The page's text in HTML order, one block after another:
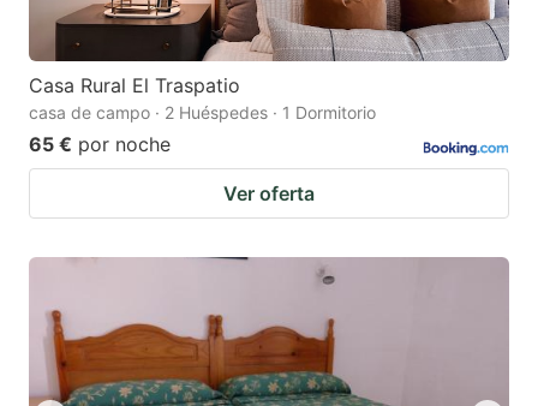
Casa Rural El Traspatio
casa de campo · 2 Huéspedes · 1 Dormitorio
65 € por noche
Ver oferta